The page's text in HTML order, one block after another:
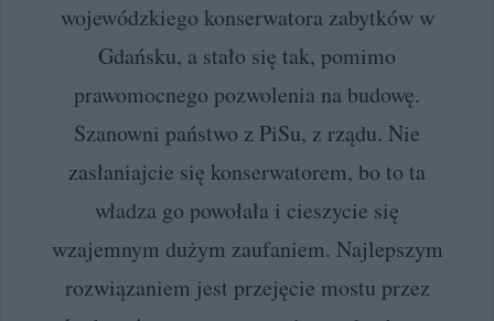
wojewódzkiego konserwatora zabytków w
Gdańsku, a stało się tak, pomimo
prawomocnego pozwolenia na budowę.
Szanowni państwo z PiSu, z rządu. Nie
zasłaniajcie się konserwatorem, bo to ta
władza go powołała i cieszycie się
wzajemnym dużym zaufaniem. Najlepszym
rozwiązaniem jest przejęcie mostu przez